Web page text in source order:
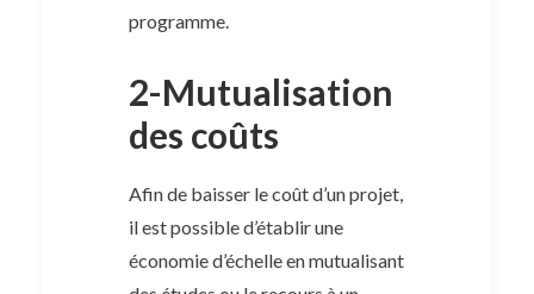
programme.
2-Mutualisation
des coûts
Afin de baisser le coût d’un projet,
il est possible d’établir une
économie d’échelle en mutualisant